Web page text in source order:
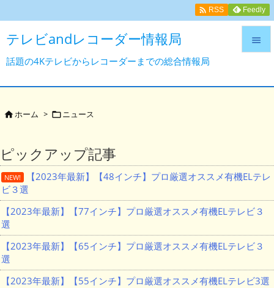
テレビandレコーダー情報局
話題の4Kテレビからレコーダーまでの総合情報局


次へ
検索
 RSS Feedly
ホーム > ニュース
ピックアップ記事
NEW!
【2023年最新】【48インチ】プロ厳選オススメ有機ELテレ
ビ３選
【2023年最新】【77インチ】プロ厳選オススメ有機ELテレビ３
選
【2023年最新】【65インチ】プロ厳選オススメ有機ELテレビ３
選
【2023年最新】【55インチ】プロ厳選オススメ有機ELテレビ3選